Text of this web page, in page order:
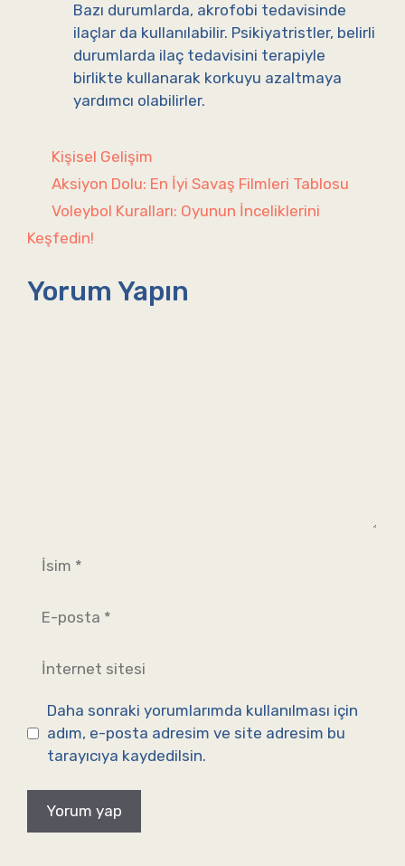
Bazı durumlarda, akrofobi tedavisinde
ilaçlar da kullanılabilir. Psikiyatristler, belirli
durumlarda ilaç tedavisini terapiyle
birlikte kullanarak korkuyu azaltmaya
yardımcı olabilirler.
Kategoriler
Kişisel Gelişim
Aksiyon Dolu: En İyi Savaş Filmleri Tablosu
Voleybol Kuralları: Oyunun İnceliklerini
Keşfedin!
Yorum Yapın
İsim
posta
İnternet
sitesi
Daha sonraki yorumlarımda kullanılması için
adım, e-posta adresim ve site adresim bu
tarayıcıya kaydedilsin.